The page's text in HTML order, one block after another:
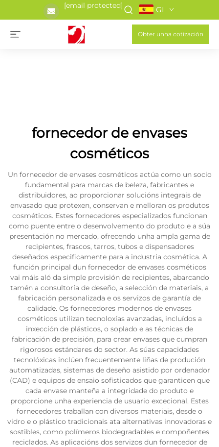
[email protected] GL
Obter unha cotización
fornecedor de envases
cosméticos
Un fornecedor de envases cosméticos actúa como un socio
fundamental para marcas de beleza, fabricantes e
distribuidores, ao proporcionar solucións integrais de
envasado que protexen, conservan e melloran os produtos
cosméticos. Estes fornecedores especializados funcionan
como puente entre o desenvolvemento do produto e a súa
presentación no mercado, ofrecendo unha ampla gama de
recipientes, frascos, tarros, tubos e dispensadores
deseñados especificamente para a industria cosmética. A
función principal dun fornecedor de envases cosméticos
vai máis aló da simple provisión de recipientes, abarcando
tamén a consultoría de deseño, a selección de materiais, a
fabricación personalizada e os servizos de garantía de
calidade. Os fornecedores modernos de envases
cosméticos utilizan tecnoloxías avanzadas, incluídos a
inxección de plásticos, o soplado e as técnicas de
fabricación de precisión, para crear envases que cumpran
rigorosos estándares do sector. As súas capacidades
tecnolóxicas inclúen frecuentemente liñas de produción
automatizadas, sistemas de deseño asistido por ordenador
(CAD) e equipos de ensaio sofisticados que garanticen que
cada envase manteña a integridade do produto e
proporcione unha experiencia de usuario excecional. Estes
fornecedores traballan con diversos materiais, desde o
vidro e o plástico tradicionais ata alternativas innovadoras e
sostibles, como polímeros biodegradables e compoñentes
reciclados. As aplicacións dos servizos dun fornecedor de